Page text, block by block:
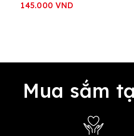
145.000 VND
Mua sắm